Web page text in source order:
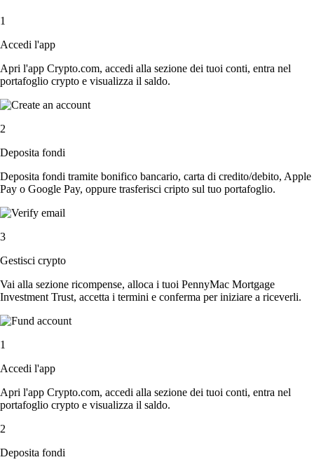
1
Accedi l'app
Apri l'app Crypto.com, accedi alla sezione dei tuoi conti, entra nel
portafoglio crypto e visualizza il saldo.
2
Deposita fondi
Deposita fondi tramite bonifico bancario, carta di credito/debito, Apple
Pay o Google Pay, oppure trasferisci cripto sul tuo portafoglio.
3
Gestisci crypto
Vai alla sezione ricompense, alloca i tuoi PennyMac Mortgage
Investment Trust, accetta i termini e conferma per iniziare a riceverli.
1
Accedi l'app
Apri l'app Crypto.com, accedi alla sezione dei tuoi conti, entra nel
portafoglio crypto e visualizza il saldo.
2
Deposita fondi